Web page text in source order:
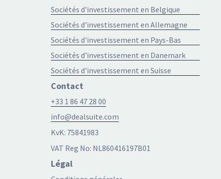
Sociétés d'investissement en Belgique
Sociétés d'investissement en Allemagne
Sociétés d'investissement en Pays-Bas
Sociétés d'investissement en Danemark
Sociétés d'investissement en Suisse
Contact
+33 1 86 47 28 00
info@dealsuite.com
KvK: 75841983
VAT Reg No: NL860416197B01
Légal